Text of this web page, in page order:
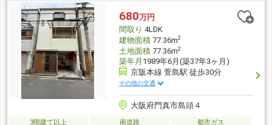
680万円
間取り 4LDK
建物面積77.36m2
土地面積77.36m2
築年月 1989年6月(築37年3ヶ月)
京阪本線 萱島駅 徒歩30分
その他の交通
大阪府門真市島頭４
3階建て以上 南道路
都市ガス